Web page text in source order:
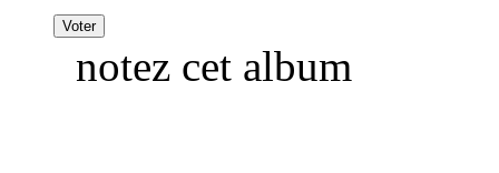
notez cet album